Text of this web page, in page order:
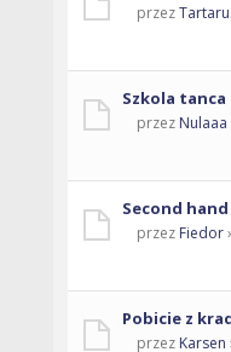
przez
Szkola tanca
przez Nulaaa
Second
przez Fiedor
Pobicie z
przez Karsen